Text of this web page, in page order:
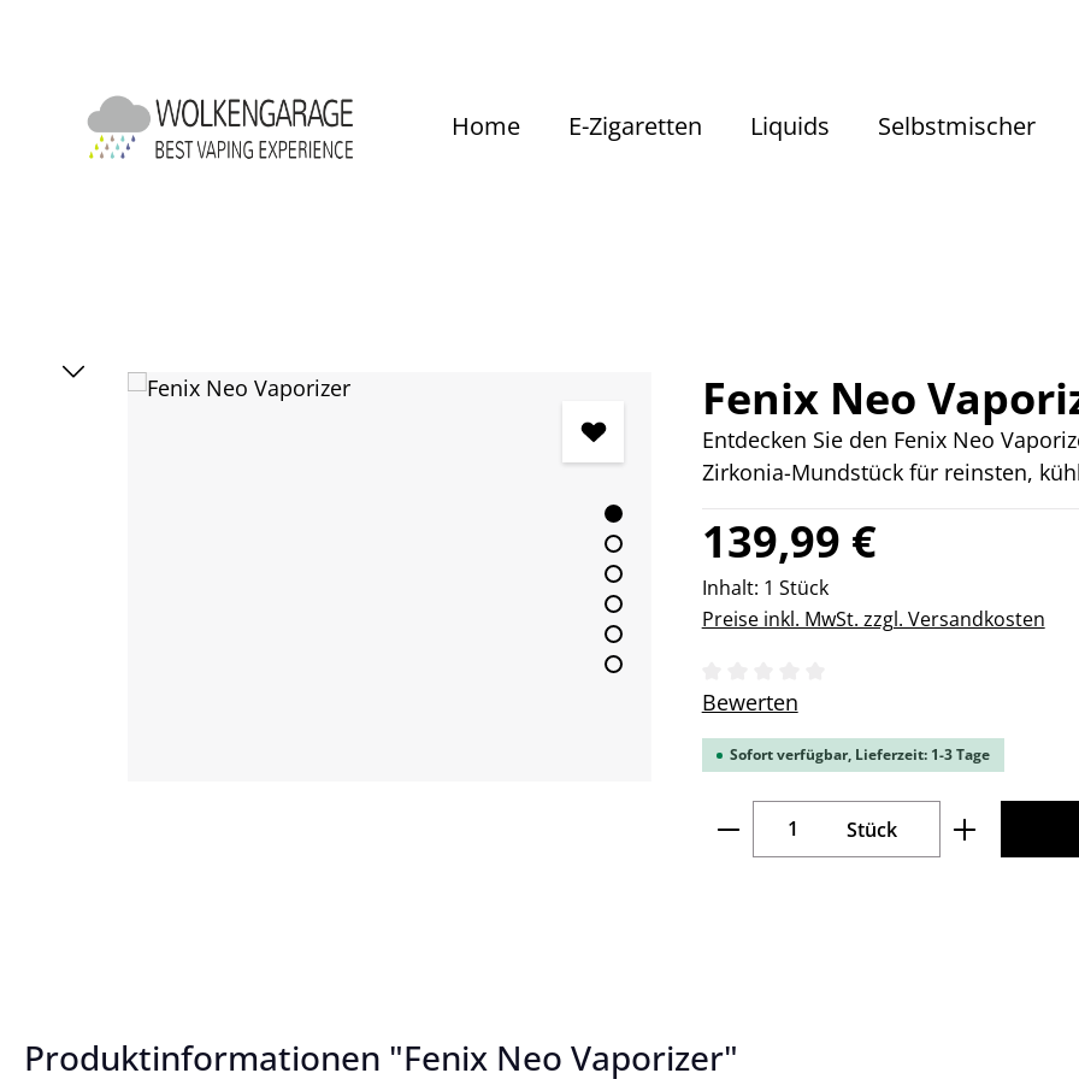
Home E-Zigaretten Liquids Selbstmischer
Bildergalerie überspringen Fenix Neo
Entdecken Sie den Fenix Neo
Zirkonia-Mundstück für reinsten,
Regulärer Preis:
139,99 €
Inhalt: 1 Stück
Preise inkl. MwSt. zzgl. Versandkosten
Durchschnittliche Bewertung von 0
Bewerten
Sofort verfügbar, Lieferzeit: 1-3 Tage
Produkt Anzahl: Gib den
Stück
Produktinformationen "Fenix Neo Vaporizer"